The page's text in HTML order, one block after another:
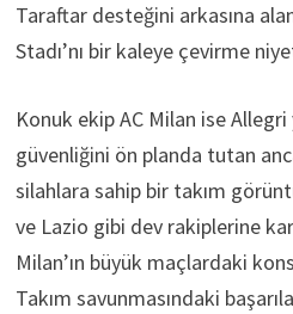
Taraftar desteğini arkasına
Stadı’nı bir kaleye çevirme
Konuk ekip AC Milan ise
güvenliğini ön planda tutan
silahlara sahip bir takım
ve Lazio gibi dev rakiplerine
Milan’ın büyük maçlardaki
Takım savunmasındaki